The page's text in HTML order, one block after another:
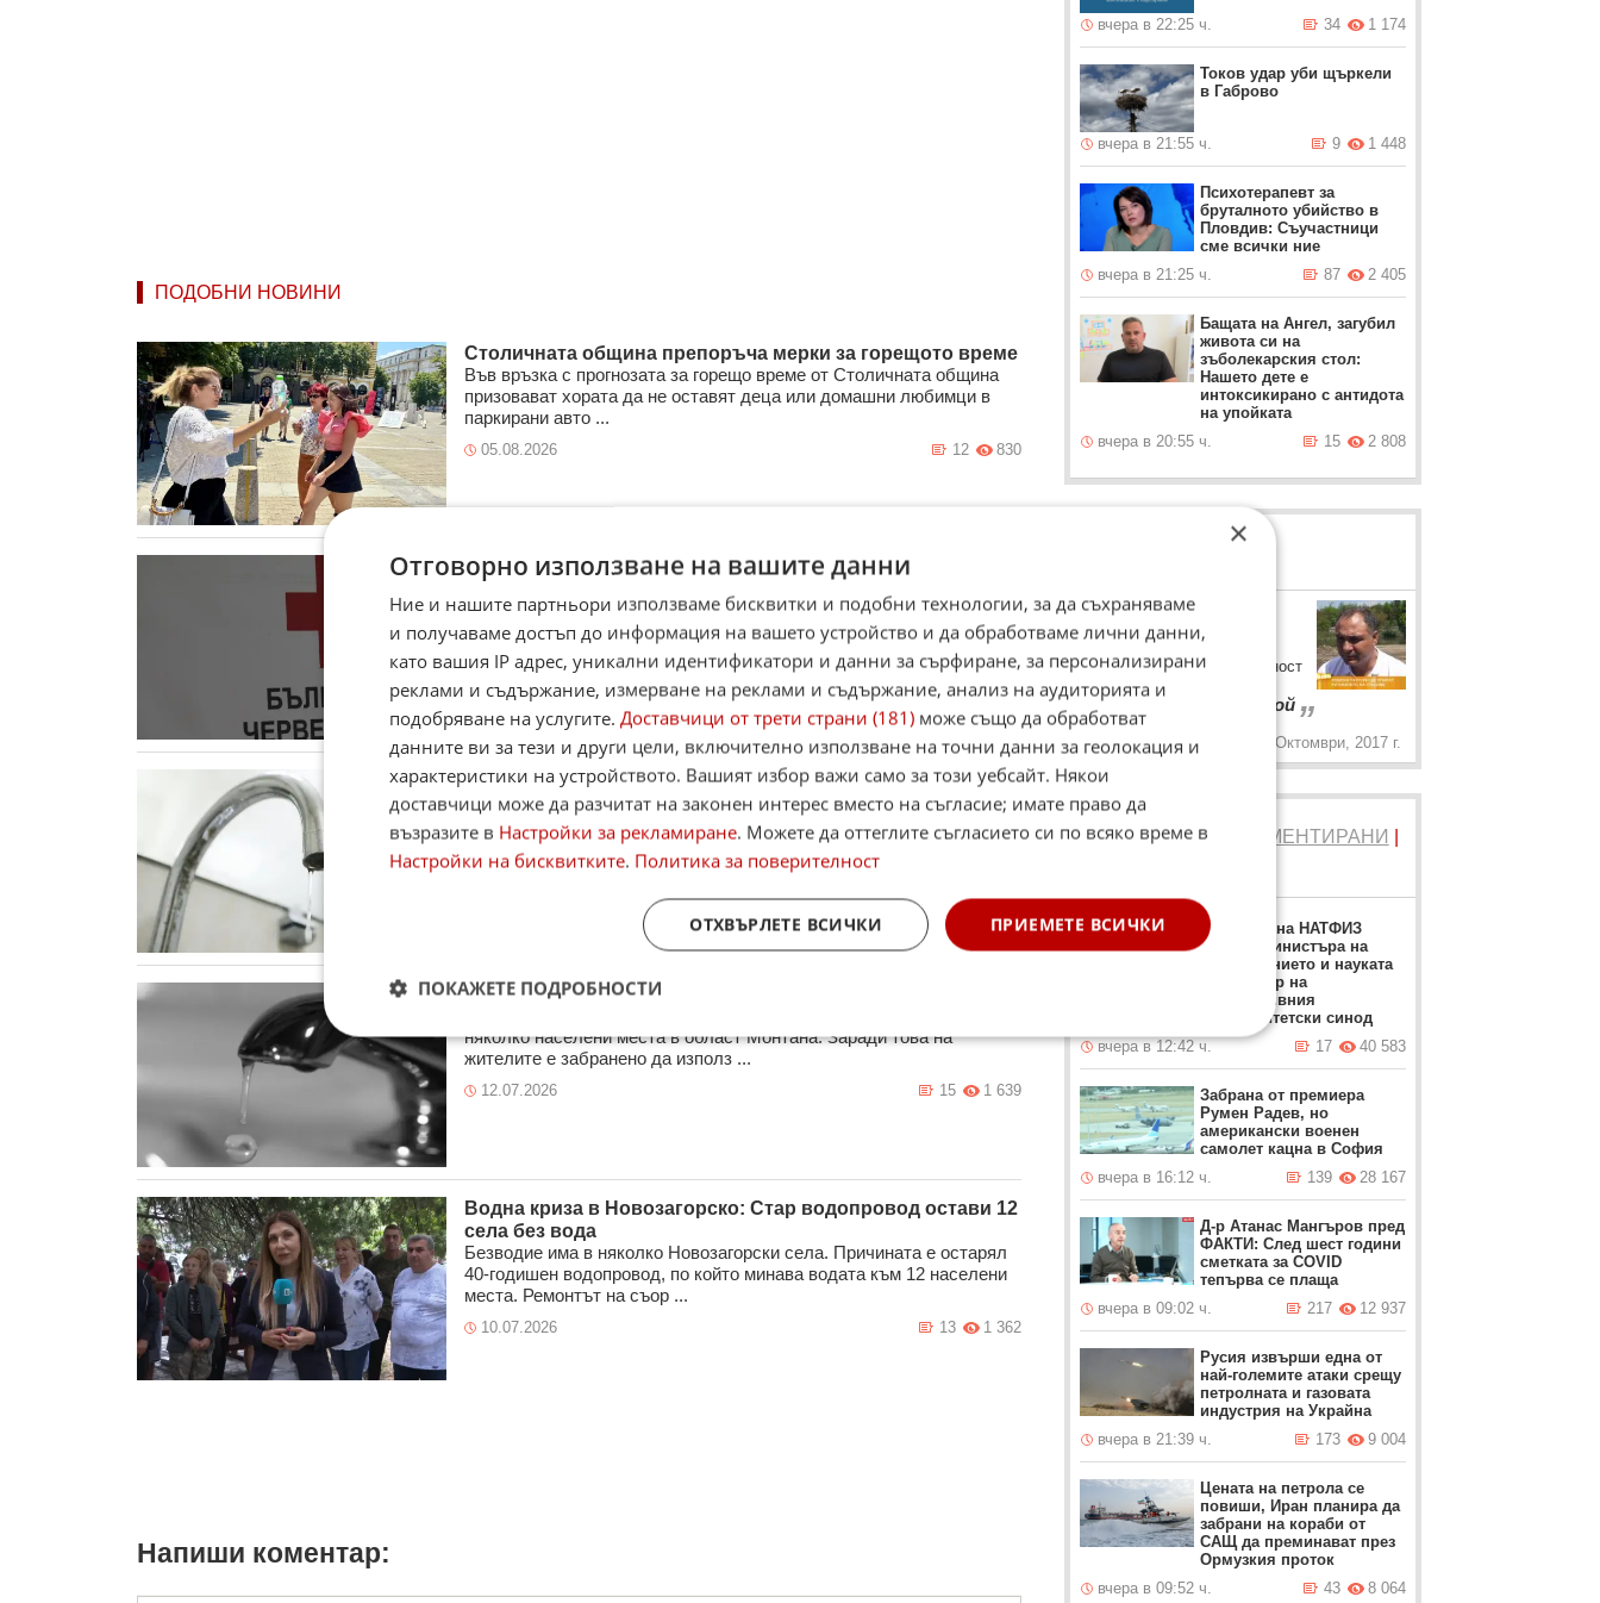
ПОДОБНИ НОВИНИ
Столичната община препоръча мерки за горещото време
Във връзка с прогнозата за горещо време от Столичната община
призовават хората да не оставят деца или домашни любимци в
паркирани авто ...
05.08.2026 830
12
БЧК ще раздава вода днес и утре заради жегите в София
кръст ще раздават безплатна бутилирана вода на две места в
София: при пилоните на ...
04.08.2026 787
17
Пет общини в Монтанско забраниха поливането с
питейна вода и миенето на коли
В разгара на лятото и големите горещини пет общини в област
Монтана издадоха строги заповеди, с които забраняват
използването на питейна вода за по ...
1 978
17
Арсен в питейната вода в Монтанско
няколко населени места в област Монтана. Заради това на
жителите е забранено да използ ...
12.07.2026 1 639
15
Водна криза в Новозагорско: Стар водопровод остави 12
села без вода
Безводие има в няколко Новозагорски села. Причината е остарял
40-годишен водопровод, по който минава водата към 12 населени
места. Ремонтът на съор ...
10.07.2026 1 362
13
Напиши коментар:
вчера в 22:25 ч.
1 174
34
Токов удар уби щъркели
в Габрово
вчера в 21:55 ч. 1 448
9
Психотерапевт за
бруталното убийство в
Пловдив: Съучастници
сме всички ние
вчера в 21:25 ч.
2 405
87
Бащата на Ангел, загубил
живота си на
зъболекарския стол:
Нашето дете е
интоксикирано с антидотa
на упойката
вчера в 20:55 ч.
2 808
15
Ангел Рашков
Синът на цар Киро Ангел
Рашков се хвали с начетеност
“ Чел съм Лев Толстой „
14 Октомври, 2017 г.
ТОП 5ЧЕТЕНИ КОМЕНТИРАНИ
Ректорът на НАТФИЗ
заменя Министъра на
образованието и науката
като лидер на
алтернативния
университетски синод
вчера в 12:42 ч.
40 583
17
Забрана от премиера
Румен Радев, но
американски военен
самолет кацна в София
вчера в 16:12 ч.
28 167
139
Д-р Атанас Мангъров пред
ФАКТИ: След шест години
сметката за COVID
тепърва се плаща
вчера в 09:02 ч.
12 937
217
Русия извърши една от
най-големите атаки срещу
петролната и газовата
индустрия на Украйна
вчера в 21:39 ч.
9 004
173
Цената на петрола се
повиши, Иран планира да
забрани на кораби от
САЩ да преминават през
Ормузкия проток
вчера в 09:52 ч.
8 064
43
×
Отговорно използване на вашите данни
Ние и нашите партньори използваме бисквитки и подобни технологии, за да съхраняваме
и получаваме достъп до информация на вашето устройство и да обработваме лични данни,
като вашия IP адрес, уникални идентификатори и данни за сърфиране, за персонализирани
реклами и съдържание, измерване на реклами и съдържание, анализ на аудиторията и
подобряване на услугите. Доставчици от трети страни (181) може също да обработват
данните ви за тези и други цели, включително използване на точни данни за геолокация и
характеристики на устройството. Вашият избор важи само за този уебсайт. Някои
доставчици може да разчитат на законен интерес вместо на съгласие; имате право да
възразите в Настройки за рекламиране. Можете да оттеглите съгласието си по всяко време в
Настройки на бисквитките. Политика за поверителност
ПРИЕМЕТЕ ВСИЧКИ
ОТХВЪРЛЕТЕ ВСИЧКИ
ПОКАЖЕТЕ ПОДРОБНОСТИ